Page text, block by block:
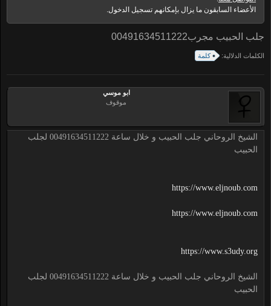
الأعضاء السابقون ما يزال بإمكانهم تسجيل الدخول.
جلب الحبيب مجرب00491634511222
الكلمات الدلالية: كلمة
ابو موسي
موقوف
الشيخ الروحاني جلب الحبيب و خلال ساعة 00491634511222 لجلب
الحبيب
https://www.eljnoub.com
https://www.eljnoub.com
https://www.s3udy.org
الشيخ الروحاني جلب الحبيب و خلال ساعة 00491634511222 لجلب
الحبيب